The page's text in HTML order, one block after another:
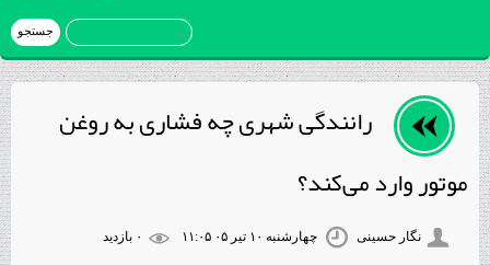
رانندگی شهری چه فشاری به روغن
موتور وارد می‌کند؟
نگار حسینی چهارشنبه ۱۰ تیر ۰۵ ۱۱:۰۵